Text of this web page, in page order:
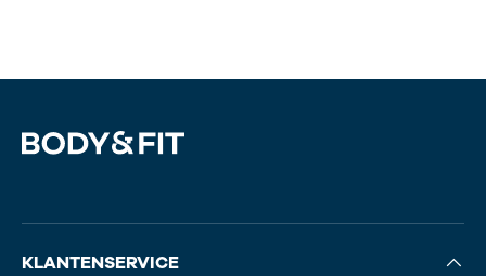
KLANTENSERVICE